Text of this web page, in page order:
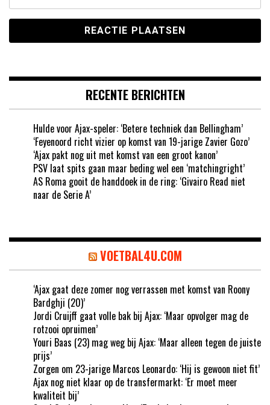
RECENTE BERICHTEN
Hulde voor Ajax-speler: ‘Betere techniek dan Bellingham’
‘Feyenoord richt vizier op komst van 19-jarige Zavier Gozo’
‘Ajax pakt nog uit met komst van een groot kanon’
PSV laat spits gaan maar beding wel een ‘matchingright’
AS Roma gooit de handdoek in de ring: ‘Givairo Read niet
naar de Serie A’
VOETBAL4U.COM
‘Ajax gaat deze zomer nog verrassen met komst van Roony
Bardghji (20)’
Jordi Cruijff gaat volle bak bij Ajax: ‘Maar opvolger mag de
rotzooi opruimen’
Youri Baas (23) mag weg bij Ajax: ‘Maar alleen tegen de juiste
prijs’
Zorgen om 23-jarige Marcos Leonardo: ‘Hij is gewoon niet fit’
Ajax nog niet klaar op de transfermarkt: ‘Er moet meer
kwaliteit bij’